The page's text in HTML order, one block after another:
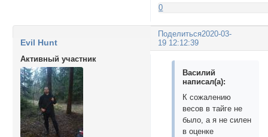
0
Поделиться2020-03-
19 12:12:39
Evil Hunt
Активный участник
Василий
написал(а):
К сожалению
весов в тайге не
было, а я не силен
в оценке